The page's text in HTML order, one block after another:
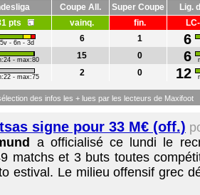
Coupe All. Super Coupe
Lig.
pts vainq. fin.
- 6n - 3d 6 1 6
- max:80 15 0 6
- max:75 2 0 12
des infos les + lues par les lecteurs de Maxifoot
signe pour 33 M€ (off.)
a officialisé ce lundi le
matchs et 3 buts toutes
estival. Le milieu offensif grec